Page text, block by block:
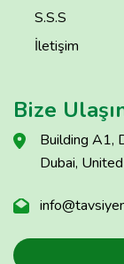
S.S.S
İletişim
Bize
Building A1,
Dubai,